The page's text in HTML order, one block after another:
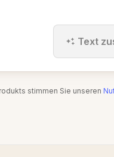
Text
stimmen Sie unseren